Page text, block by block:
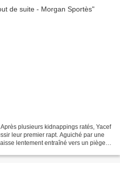
plusieurs kidnappings ratés, Yacef
leur premier rapt. Aguiché par une
lentement entraîné vers un piège